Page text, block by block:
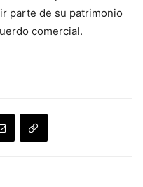
parte de su patrimonio
comercial.